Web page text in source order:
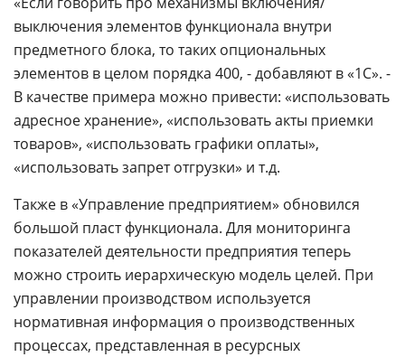
выключения элементов функционала внутри
предметного блока, то таких опциональных
элементов в целом порядка 400, - добавляют в «1С». -
В качестве примера можно привести: «использовать
адресное хранение», «использовать акты приемки
товаров», «использовать графики оплаты»,
«использовать запрет отгрузки» и т.д.
Также в «Управление предприятием» обновился
большой пласт функционала. Для мониторинга
показателей деятельности предприятия теперь
можно строить иерархическую модель целей. При
управлении производством используется
нормативная информация о производственных
процессах, представленная в ресурсных